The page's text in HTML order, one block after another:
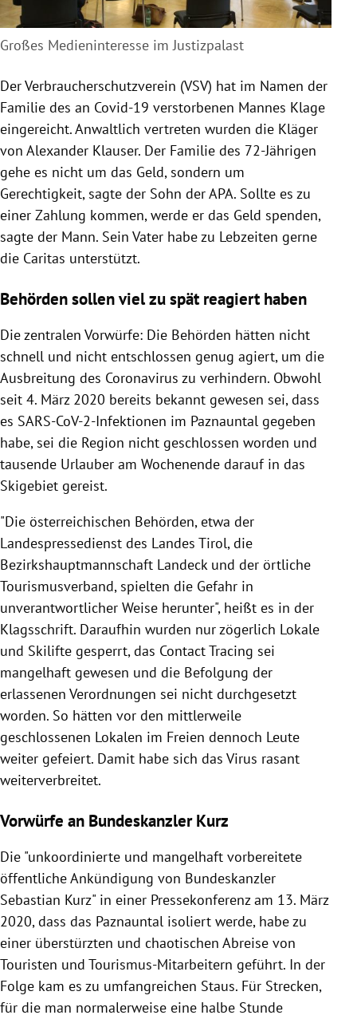
Großes Medieninteresse im Justizpalast
Der Verbraucherschutzverein (VSV) hat im Namen der
Familie des an Covid-19 verstorbenen Mannes Klage
eingereicht. Anwaltlich vertreten wurden die Kläger
von Alexander Klauser. Der Familie des 72-Jährigen
gehe es nicht um das Geld, sondern um
Gerechtigkeit, sagte der Sohn der APA. Sollte es zu
einer Zahlung kommen, werde er das Geld spenden,
sagte der Mann. Sein Vater habe zu Lebzeiten gerne
die Caritas unterstützt.
Behörden sollen viel zu spät reagiert haben
Die zentralen Vorwürfe: Die Behörden hätten nicht
schnell und nicht entschlossen genug agiert, um die
Ausbreitung des Coronavirus zu verhindern. Obwohl
seit 4. März 2020 bereits bekannt gewesen sei, dass
es SARS-CoV-2-Infektionen im Paznauntal gegeben
habe, sei die Region nicht geschlossen worden und
tausende Urlauber am Wochenende darauf in das
Skigebiet gereist.
"Die österreichischen Behörden, etwa der
Landespressedienst des Landes Tirol, die
Bezirkshauptmannschaft Landeck und der örtliche
Tourismusverband, spielten die Gefahr in
unverantwortlicher Weise herunter", heißt es in der
Klagsschrift. Daraufhin wurden nur zögerlich Lokale
und Skilifte gesperrt, das Contact Tracing sei
mangelhaft gewesen und die Befolgung der
erlassenen Verordnungen sei nicht durchgesetzt
worden. So hätten vor den mittlerweile
geschlossenen Lokalen im Freien dennoch Leute
weiter gefeiert. Damit habe sich das Virus rasant
weiterverbreitet.
Vorwürfe an Bundeskanzler Kurz
Die "unkoordinierte und mangelhaft vorbereitete
öffentliche Ankündigung von Bundeskanzler
Sebastian Kurz" in einer Pressekonferenz am 13. März
2020, dass das Paznauntal isoliert werde, habe zu
einer überstürzten und chaotischen Abreise von
Touristen und Tourismus-Mitarbeitern geführt. In der
Folge kam es zu umfangreichen Staus. Für Strecken,
für die man normalerweise eine halbe Stunde